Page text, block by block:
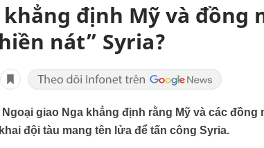
khẳng định Mỹ và đồng
nát” Syria?
giao Nga khẳng định rằng Mỹ và các đồng
đội tàu mang tên lửa để tấn công Syria.